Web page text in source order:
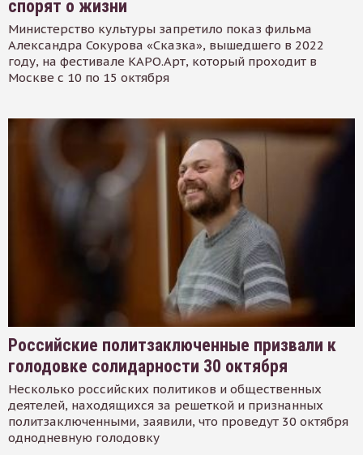
спорят о жизни
Министерство культуры запретило показ фильма
Александра Сокурова «Сказка», вышедшего в 2022
году, на фестивале КАРО.Арт, который проходит в
Москве с 10 по 15 октября
Российские политзаключенные призвали к
голодовке солидарности 30 октября
Несколько российских политиков и общественных
деятелей, находящихся за решеткой и признанных
политзаключенными, заявили, что проведут 30 октября
однодневную голодовку